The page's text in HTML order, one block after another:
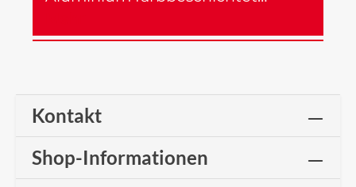
Kontakt
Shop-Informationen